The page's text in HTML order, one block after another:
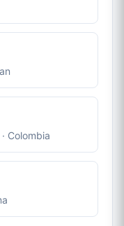
Colombia